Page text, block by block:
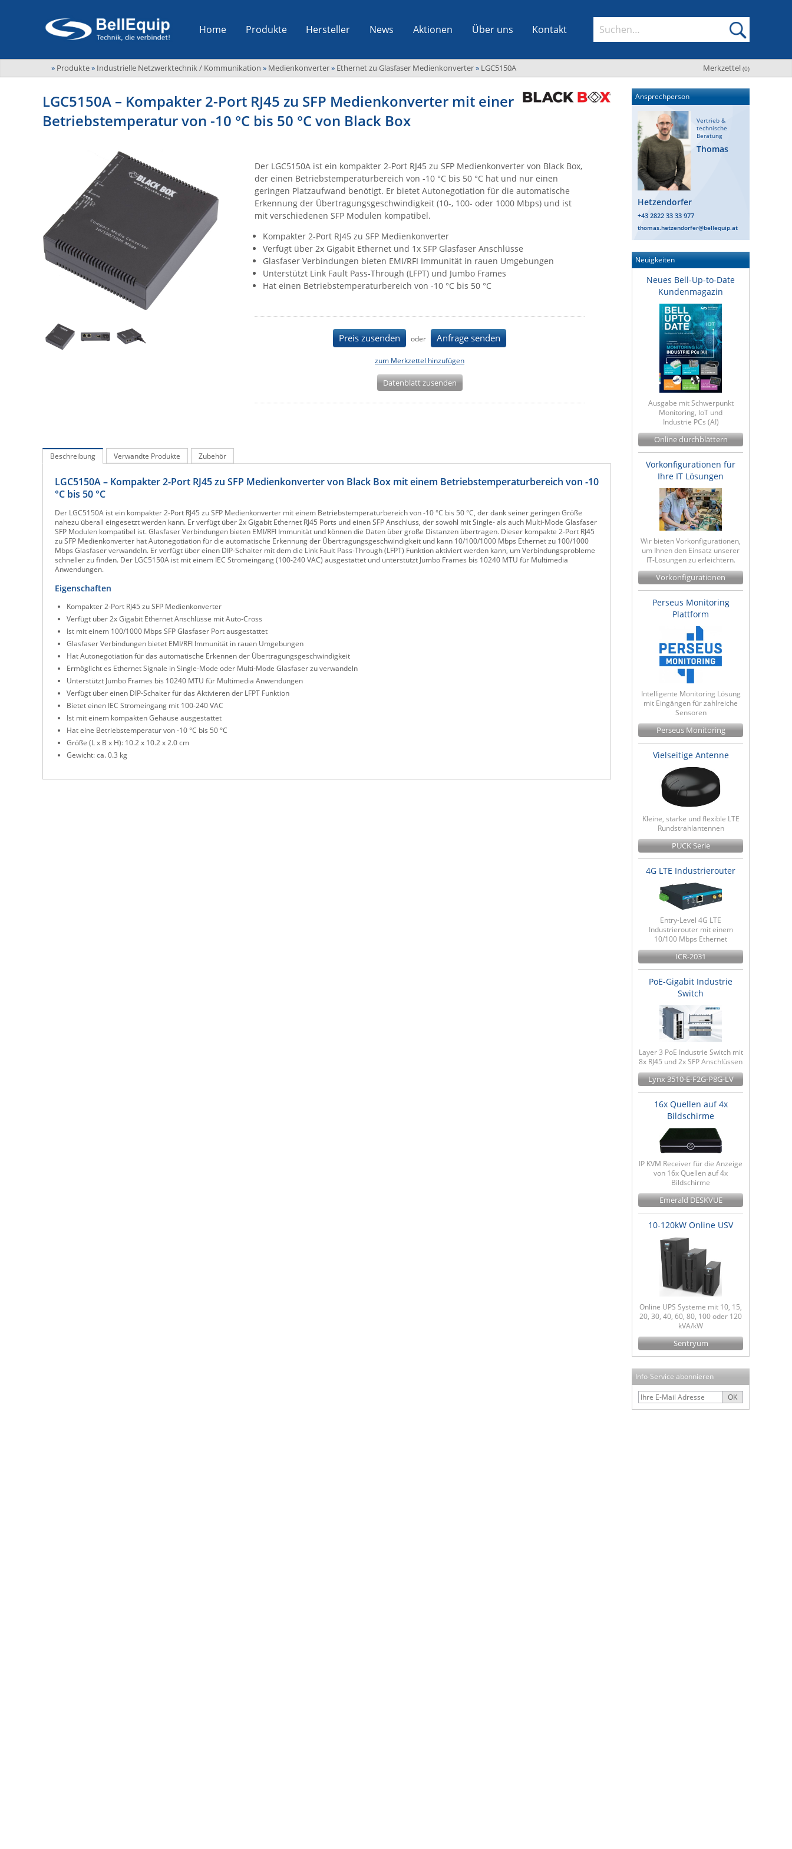
Home Produkte Hersteller News Aktionen Über uns Kontakt
Merkzettel (0)
» Produkte» Industrielle Netzwerktechnik / Kommunikation » Medienkonverter» Ethernet zu Glasfaser Medienkonverter» LGC5150A
LGC5150A – Kompakter 2-Port RJ45 zu SFP Medienkonverter mit einer
Betriebstemperatur von -10 °C bis 50 °C von Black Box
Der LGC5150A ist ein kompakter 2-Port RJ45 zu SFP Medienkonverter von Black Box,
der einen Betriebstemperaturbereich von -10 °C bis 50 °C hat und nur einen
geringen Platzaufwand benötigt. Er bietet Autonegotiation für die automatische
Erkennung der Übertragungsgeschwindigkeit (10-, 100- oder 1000 Mbps) und ist
mit verschiedenen SFP Modulen kompatibel.
Kompakter 2-Port RJ45 zu SFP Medienkonverter
Verfügt über 2x Gigabit Ethernet und 1x SFP Glasfaser Anschlüsse
Glasfaser Verbindungen bieten EMI/RFI Immunität in rauen Umgebungen
Unterstützt Link Fault Pass-Through (LFPT) und Jumbo Frames
Hat einen Betriebstemperaturbereich von -10 °C bis 50 °C
Preis zusenden oder Anfrage senden
zum Merkzettel hinzufügen
Datenblatt zusenden
Beschreibung Verwandte Produkte Zubehör
LGC5150A – Kompakter 2-Port RJ45 zu SFP Medienkonverter von Black Box mit einem Betriebstemperaturbereich von -10
°C bis 50 °C
Der LGC5150A ist ein kompakter 2-Port RJ45 zu SFP Medienkonverter mit einem Betriebstemperaturbereich von -10 °C bis 50 °C, der dank seiner geringen Größe
nahezu überall eingesetzt werden kann. Er verfügt über 2x Gigabit Ethernet RJ45 Ports und einen SFP Anschluss, der sowohl mit Single- als auch Multi-Mode Glasfaser
SFP Modulen kompatibel ist. Glasfaser Verbindungen bieten EMI/RFI Immunität und können die Daten über große Distanzen übertragen. Dieser kompakte 2-Port RJ45
zu SFP Medienkonverter hat Autonegotiation für die automatische Erkennung der Übertragungsgeschwindigkeit und kann 10/100/1000 Mbps Ethernet zu 100/1000
Mbps Glasfaser verwandeln. Er verfügt über einen DIP-Schalter mit dem die Link Fault Pass-Through (LFPT) Funktion aktiviert werden kann, um Verbindungsprobleme
schneller zu finden. Der LGC5150A ist mit einem IEC Stromeingang (100-240 VAC) ausgestattet und unterstützt Jumbo Frames bis 10240 MTU für Multimedia
Anwendungen.
Eigenschaften
Kompakter 2-Port RJ45 zu SFP Medienkonverter
Verfügt über 2x Gigabit Ethernet Anschlüsse mit Auto-Cross
Ist mit einem 100/1000 Mbps SFP Glasfaser Port ausgestattet
Glasfaser Verbindungen bietet EMI/RFI Immunität in rauen Umgebungen
Hat Autonegotiation für das automatische Erkennen der Übertragungsgeschwindigkeit
Ermöglicht es Ethernet Signale in Single-Mode oder Multi-Mode Glasfaser zu verwandeln
Unterstützt Jumbo Frames bis 10240 MTU für Multimedia Anwendungen
Verfügt über einen DIP-Schalter für das Aktivieren der LFPT Funktion
Bietet einen IEC Stromeingang mit 100-240 VAC
Ist mit einem kompakten Gehäuse ausgestattet
Hat eine Betriebstemperatur von -10 °C bis 50 °C
Größe (L x B x H): 10.2 x 10.2 x 2.0 cm
Gewicht: ca. 0.3 kg
Ansprechperson
Vertrieb &
technische
Beratung
Thomas
Hetzendorfer
+43 2822 33 33 977
thomas.hetzendorfer@bellequip.at
Neuigkeiten
Neues Bell-Up-to-Date
Kundenmagazin
Ausgabe mit Schwerpunkt
Monitoring, IoT und
Industrie PCs (AI)
Online durchblättern
Vorkonfigurationen für
Ihre IT Lösungen
Wir bieten Vorkonfigurationen,
um Ihnen den Einsatz unserer
IT-Lösungen zu erleichtern.
Vorkonfigurationen
Perseus Monitoring
Plattform
Intelligente Monitoring Lösung
mit Eingängen für zahlreiche
Sensoren
Perseus Monitoring
Vielseitige Antenne
Kleine, starke und flexible LTE
Rundstrahlantennen
PUCK Serie
4G LTE Industrierouter
Entry-Level 4G LTE
Industrierouter mit einem
10/100 Mbps Ethernet
ICR-2031
PoE-Gigabit Industrie
Switch
Layer 3 PoE Industrie Switch mit
8x RJ45 und 2x SFP Anschlüssen
Lynx 3510-E-F2G-P8G-LV
16x Quellen auf 4x
Bildschirme
IP KVM Receiver für die Anzeige
von 16x Quellen auf 4x
Bildschirme
Emerald DESKVUE
10-120kW Online USV
Online UPS Systeme mit 10, 15,
20, 30, 40, 60, 80, 100 oder 120
kVA/kW
Sentryum
Info-Service abonnieren
OK